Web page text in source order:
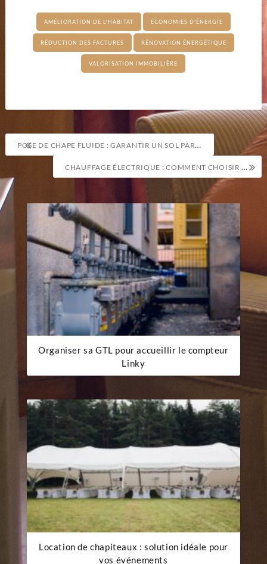
AMÉLIORATION DE L'HABITAT ÉCONOMIES D'ÉNERGIE
RÉDUCTION DES FACTURES RÉNOVATION ÉNERGÉTIQUE
VALORISATION IMMOBILIÈRE
Navigation
de
l’article
POSE DE CHAPE FLUIDE : GARANTIR UN SOL PARFAITEMENT NIVELÉ AVANT REVÊTEMENT
CHAUFFAGE ÉLECTRIQUE : COMMENT CHOISIR UN SYSTÈME PERFORMANT ET ÉCONOMIQUE
Organiser sa GTL pour accueillir le compteur
Linky
Location de chapiteaux : solution idéale pour
vos événements